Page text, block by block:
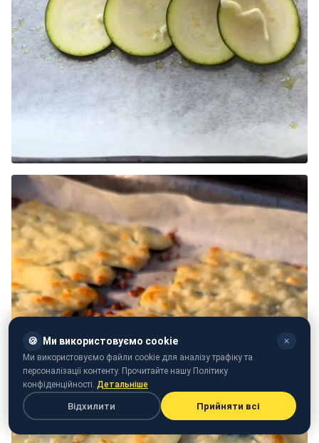
🍪 Ми використовуємо cookie ✕
Ми використовуємо файли cookie для аналізу трафіку та
персоналізації контенту. Прочитайте нашу Політику
конфіденційності. Детальніше
Відхилити Прийняти всі